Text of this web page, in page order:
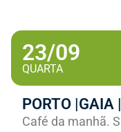
23/09
QUARTA
PORTO |GAIA
Café da manhã.